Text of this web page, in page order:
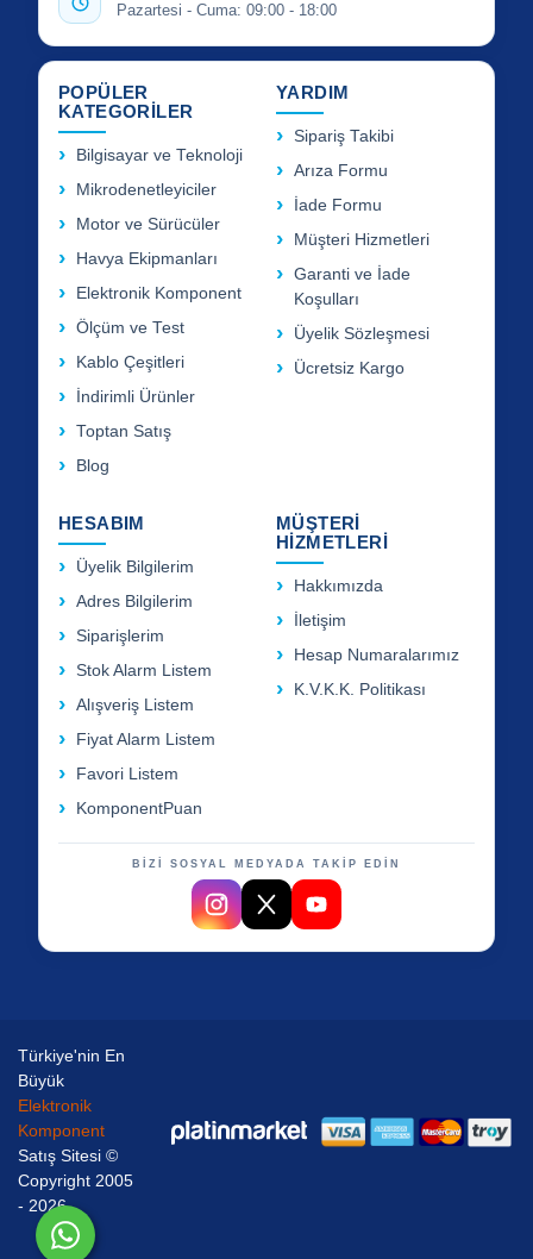
Pazartesi - Cuma: 09:00 - 18:00
POPÜLER
KATEGORİLER
Bilgisayar ve Teknoloji
Mikrodenetleyiciler
Motor ve Sürücüler
Havya Ekipmanları
Elektronik Komponent
Ölçüm ve Test
Kablo Çeşitleri
İndirimli Ürünler
Toptan Satış
Blog
YARDIM
Sipariş Takibi
Arıza Formu
İade Formu
Müşteri Hizmetleri
Garanti ve İade
Koşulları
Üyelik Sözleşmesi
Ücretsiz Kargo
HESABIM
Üyelik Bilgilerim
Adres Bilgilerim
Siparişlerim
Stok Alarm Listem
Alışveriş Listem
Fiyat Alarm Listem
Favori Listem
KomponentPuan
MÜŞTERİ
HİZMETLERİ
Hakkımızda
İletişim
Hesap Numaralarımız
K.V.K.K. Politikası
BİZİ SOSYAL MEDYADA TAKİP EDİN
Türkiye'nin En
Büyük
Elektronik
Komponent
Satış Sitesi ©
Copyright 2005
- 2026